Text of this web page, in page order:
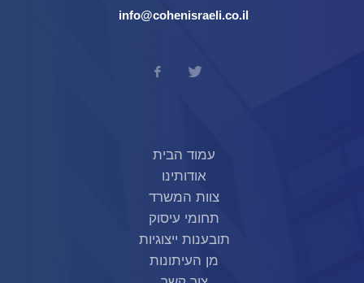
info@cohenisraeli.co.il
עמוד הבית
אודותינו
צוות המשרד
תחומי עיסוק
תובענות ייצוגיות
מן העיתונות